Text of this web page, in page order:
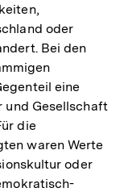
oder
Bei den
eine
und Gesellschaft
die
waren Werte
oder